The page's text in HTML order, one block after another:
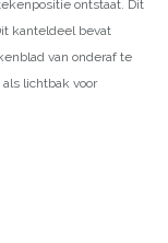
ontstaat. Dit
kanteldeel bevat
van onderaf te
lichtbak voor